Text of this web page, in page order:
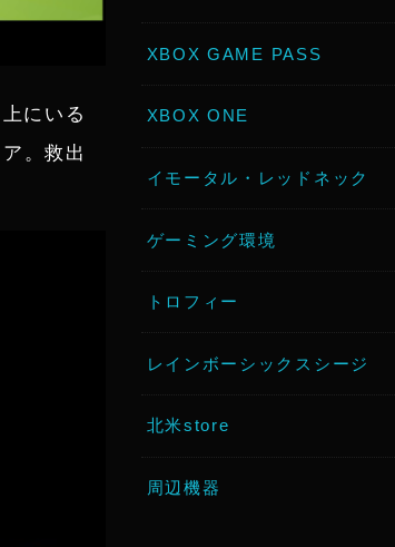
にいる
。救出
XBOX GAME PASS
XBOX ONE
イモータル・レッドネック
ゲーミング環境
トロフィー
レインボーシックスシージ
北米store
周辺機器